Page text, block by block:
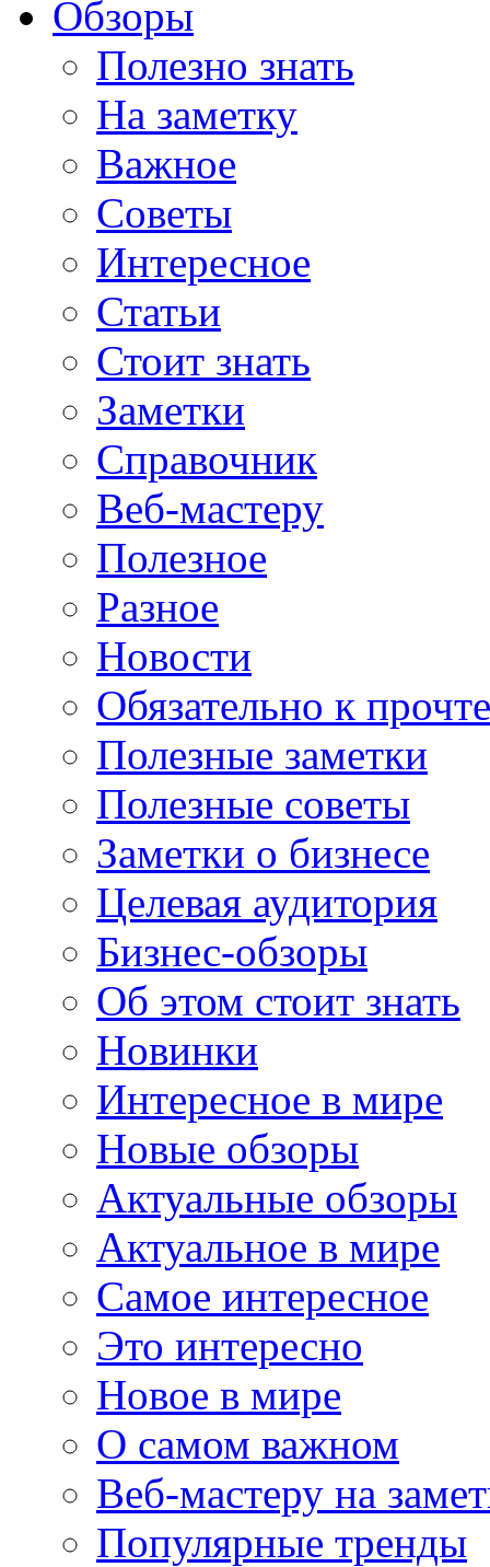
Обзоры
Полезно знать
На заметку
Важное
Советы
Интересное
Статьи
Стоит знать
Заметки
Справочник
Веб-мастеру
Полезное
Разное
Новости
Обязательно к
Полезные заметки
Полезные советы
Заметки о бизнесе
Целевая аудитория
Бизнес-обзоры
Об этом стоит знать
Новинки
Интересное в мире
Новые обзоры
Актуальные обзоры
Актуальное в мире
Самое интересное
Это интересно
Новое в мире
О самом важном
Веб-мастеру на
Популярные тренды